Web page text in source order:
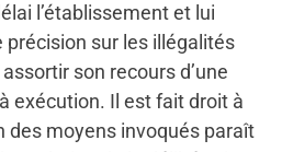
l’établissement et lui
sur les illégalités
son recours d’une
exécution. Il est fait droit à
des moyens invoqués paraît